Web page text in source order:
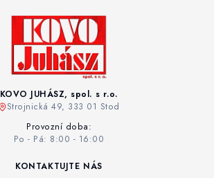
KOVO JUHÁSZ, spol. s r.o.
Strojnická 49, 333 01 Stod
Provozní doba:
Po - Pá: 8:00 - 16:00
KONTAKTUJTE NÁS